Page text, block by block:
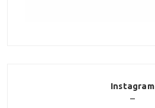
Instagram